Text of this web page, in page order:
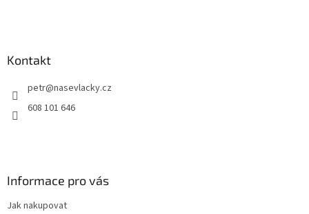
Kontakt
petr@nasevlacky.cz
608 101 646
Informace pro vás
Jak nakupovat